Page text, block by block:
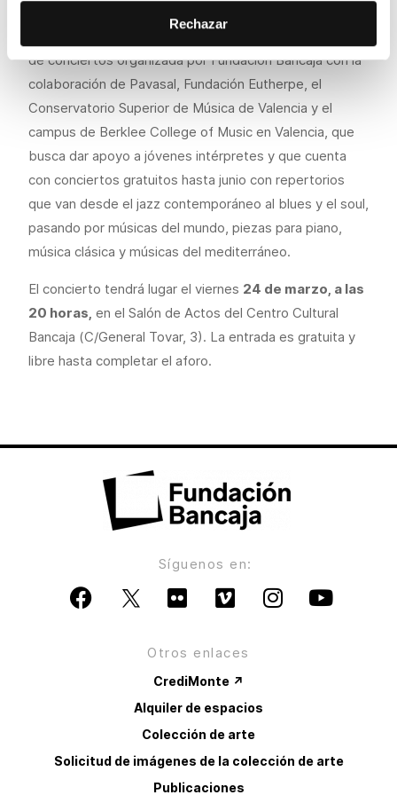
Rechazar
de conciertos organizada por Fundación Bancaja con la
colaboración de Pavasal, Fundación Eutherpe, el
Conservatorio Superior de Música de Valencia y el
campus de Berklee College of Music en Valencia, que
busca dar apoyo a jóvenes intérpretes y que cuenta
con conciertos gratuitos hasta junio con repertorios
que van desde el jazz contemporáneo al blues y el soul,
pasando por músicas del mundo, piezas para piano,
música clásica y músicas del mediterráneo.
El concierto tendrá lugar el viernes 24 de marzo, a las
20 horas, en el Salón de Actos del Centro Cultural
Bancaja (C/General Tovar, 3). La entrada es gratuita y
libre hasta completar el aforo.
Síguenos en:
Otros enlaces
CrediMonte ↗
Alquiler de espacios
Colección de arte
Solicitud de imágenes de la colección de arte
Publicaciones